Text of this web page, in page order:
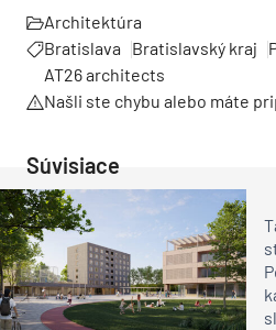
Architektúra
Bratislava
Bratislavský kraj
AT26 architects
Našli ste chybu alebo máte
Súvisiace